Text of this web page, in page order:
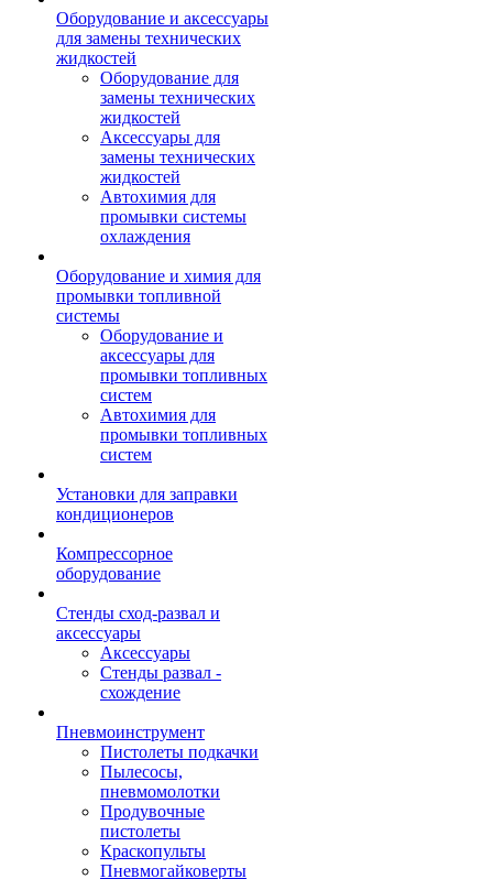
Оборудование и аксессуары
для замены технических
жидкостей
Оборудование для
замены технических
жидкостей
Аксессуары для
замены технических
жидкостей
Автохимия для
промывки системы
охлаждения
Оборудование и химия для
промывки топливной
системы
Оборудование и
аксессуары для
промывки топливных
систем
Автохимия для
промывки топливных
систем
Установки для заправки
кондиционеров
Компрессорное
оборудование
Стенды сход-развал и
аксессуары
Аксессуары
Стенды развал -
схождение
Пневмоинструмент
Пистолеты подкачки
Пылесосы,
пневмомолотки
Продувочные
пистолеты
Краскопульты
Пневмогайковерты